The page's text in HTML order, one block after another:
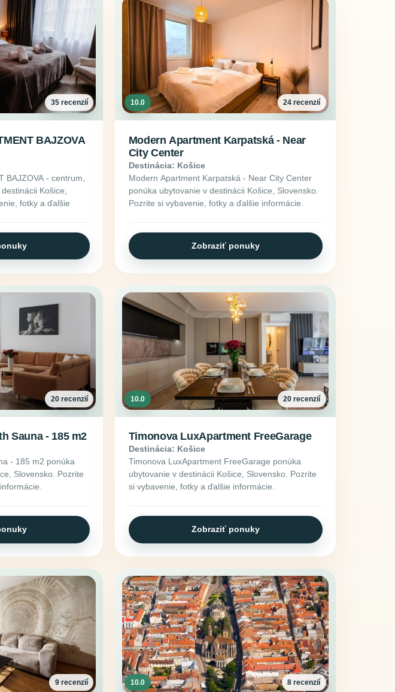
35 recenzií
BAJZOVA
BAJZOVA - centrum,
Košice,
fotky a ďalšie
10.0 24 recenzií
Modern Apartment Karpatská - Near
City Center
Destinácia: Košice
Modern Apartment Karpatská - Near City Center
ponúka ubytovanie v destinácii Košice, Slovensko.
Pozrite si vybavenie, fotky a ďalšie informácie.
Zobraziť ponuky
20 recenzií
Sauna - 185 m2
- 185 m2 ponúka
Slovensko. Pozrite
10.0 20 recenzií
Timonova LuxApartment FreeGarage
Destinácia: Košice
Timonova LuxApartment FreeGarage ponúka
ubytovanie v destinácii Košice, Slovensko. Pozrite
si vybavenie, fotky a ďalšie informácie.
Zobraziť ponuky
9 recenzií 10.0 8 recenzií